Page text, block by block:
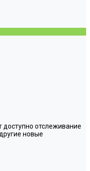
доступно отслеживание
новые